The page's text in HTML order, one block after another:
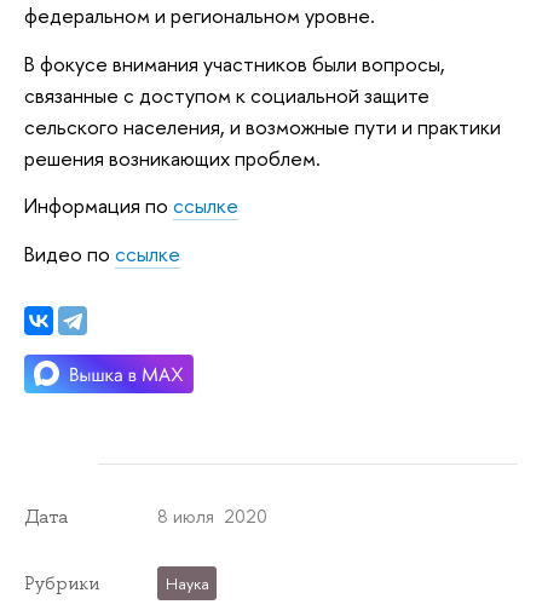
федеральном и региональном уровне.
В фокусе внимания участников были вопросы,
связанные с доступом к социальной защите
сельского населения, и возможные пути и практики
решения возникающих проблем.
Информация по ссылке
Видео по ссылке
Дата 8 июля 2020
Рубрики Наука